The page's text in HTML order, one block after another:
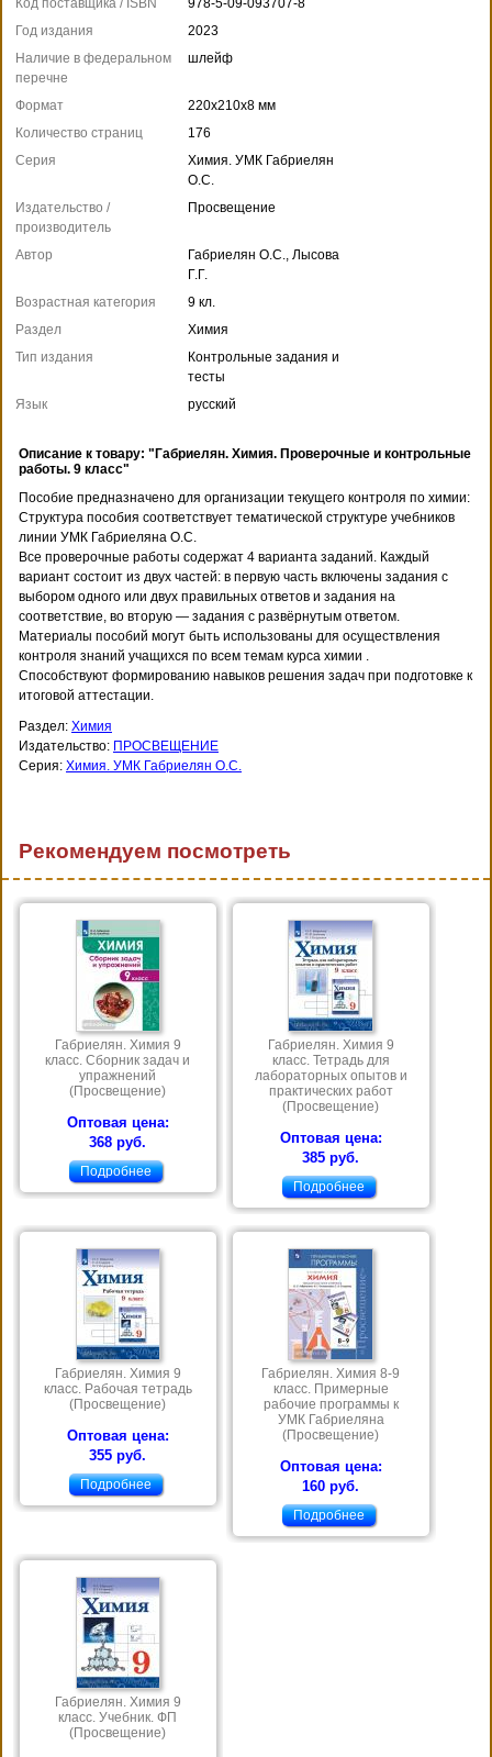
Код поставщика / ISBN
978-5-09-093707-8
Год издания
2023
Наличие в федеральном
перечне
шлейф
Формат
220x210x8 мм
Количество страниц
176
Серия
Химия. УМК Габриелян
О.С.
Издательство /
производитель
Просвещение
Автор
Габриелян О.С., Лысова
Г.Г.
Возрастная категория
9 кл.
Раздел
Химия
Тип издания
Контрольные задания и
тесты
Язык
русский
Описание к товару: "Габриелян. Химия. Проверочные и контрольные
работы. 9 класс"
Пособие предназначено для организации текущего контроля по химии:
Структура пособия соответствует тематической структуре учебников
линии УМК Габриеляна О.С.
Все проверочные работы содержат 4 варианта заданий. Каждый
вариант состоит из двух частей: в первую часть включены задания с
выбором одного или двух правильных ответов и задания на
соответствие, во вторую — задания с развёрнутым ответом.
Материалы пособий могут быть использованы для осуществления
контроля знаний учащихся по всем темам курса химии .
Способствуют формированию навыков решения задач при подготовке к
итоговой аттестации.
Раздел: Химия
Издательство: ПРОСВЕЩЕНИЕ
Серия: Химия. УМК Габриелян О.С.
Рекомендуем посмотреть
Габриелян. Химия 9
класс. Сборник задач и
упражнений
(Просвещение)
Оптовая цена:
368 руб.
Подробнее
Габриелян. Химия 9
класс. Тетрадь для
лабораторных опытов и
практических работ
(Просвещение)
Оптовая цена:
385 руб.
Подробнее
Габриелян. Химия 9
класс. Рабочая тетрадь
(Просвещение)
Оптовая цена:
355 руб.
Подробнее
Габриелян. Химия 8-9
класс. Примерные
рабочие программы к
УМК Габриеляна
(Просвещение)
Оптовая цена:
160 руб.
Подробнее
Габриелян. Химия 9
класс. Учебник. ФП
(Просвещение)